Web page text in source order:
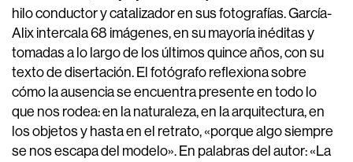
hilo conductor y catalizador en sus fotografías. García-
Alix intercala 68 imágenes, en su mayoría inéditas y
tomadas a lo largo de los últimos quince años, con su
texto de disertación. El fotógrafo reflexiona sobre
cómo la ausencia se encuentra presente en todo lo
que nos rodea: en la naturaleza, en la arquitectura, en
los objetos y hasta en el retrato, «porque algo siempre
se nos escapa del modelo». En palabras del autor: «La